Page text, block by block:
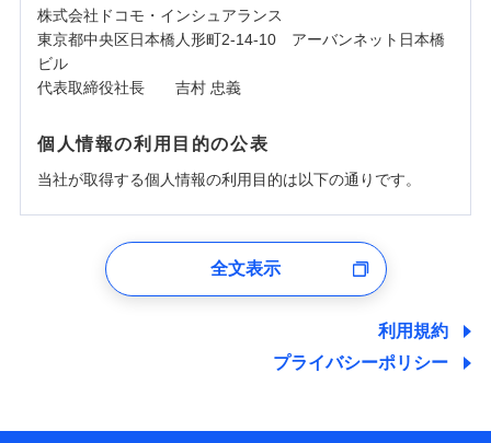
株式会社ドコモ・インシュアランス
東京都中央区日本橋人形町2-14-10 アーバンネット日本橋
ビル
代表取締役社長 吉村 忠義
個人情報の利用目的の公表
当社が取得する個人情報の利用目的は以下の通りです。
ユーザー登録受付および、管理のため
しくは委託を受けている保険会社・提携会社の保険その他に
関する情報を提供し、金融商品等の契約を勧奨するため、ま
た維持管理等の委託業務遂行のため、またそれらに付帯、関
情報を取引のある他の保険会社の商品・サービスをご提案す
全文表示
利用規約
プライバシーポリシー